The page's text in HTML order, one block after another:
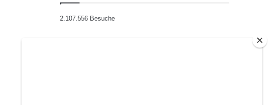
2.107.556 Besuche